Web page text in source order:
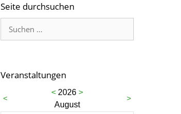
Seite durchsuchen
Veranstaltungen
<
< 2026 >
August
>